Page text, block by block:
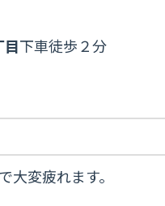
下車徒歩２分
変疲れます。